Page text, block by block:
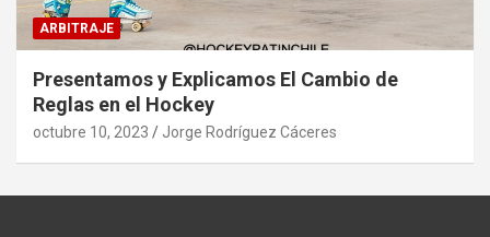
ARBITRAJE
Presentamos y Explicamos El Cambio de
Reglas en el Hockey
octubre 10, 2023 Jorge Rodríguez Cáceres